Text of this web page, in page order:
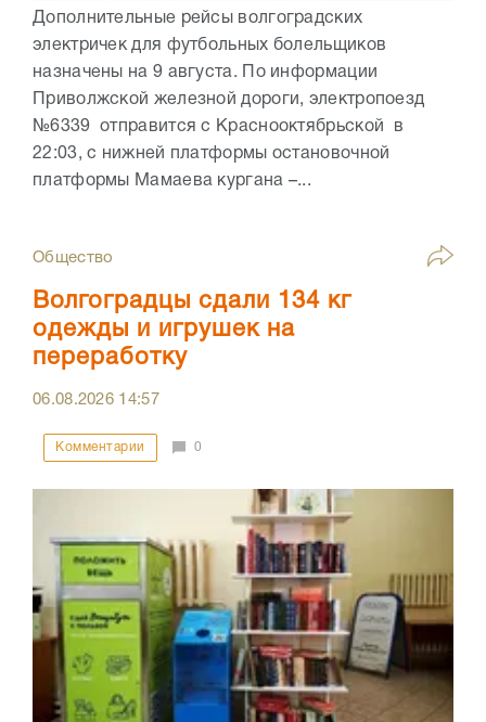
Дополнительные рейсы волгоградских
электричек для футбольных болельщиков
назначены на 9 августа. По информации
Приволжской железной дороги, электропоезд
№6339 отправится с Краснооктябрьской в
22:03, с нижней платформы остановочной
платформы Мамаева кургана –...
Общество
Волгоградцы сдали 134 кг
одежды и игрушек на
переработку
06.08.2026 14:57
Комментарии 0